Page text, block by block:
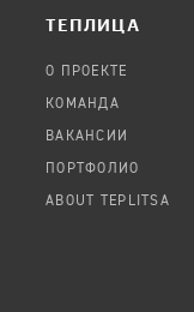
TЕПЛИЦА
О ПРОЕКТЕ
КОМАНДА
ВАКАНСИИ
ПОРТФОЛИО
ABOUT TEPLITSA